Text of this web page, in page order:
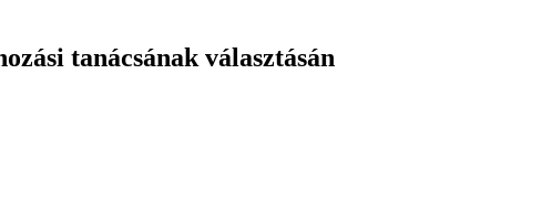
tanácsának választásán